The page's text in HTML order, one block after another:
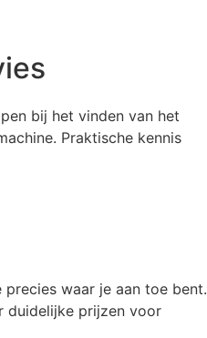
bij het vinden van het
Praktische kennis
precies waar je aan toe bent.
duidelijke prijzen voor